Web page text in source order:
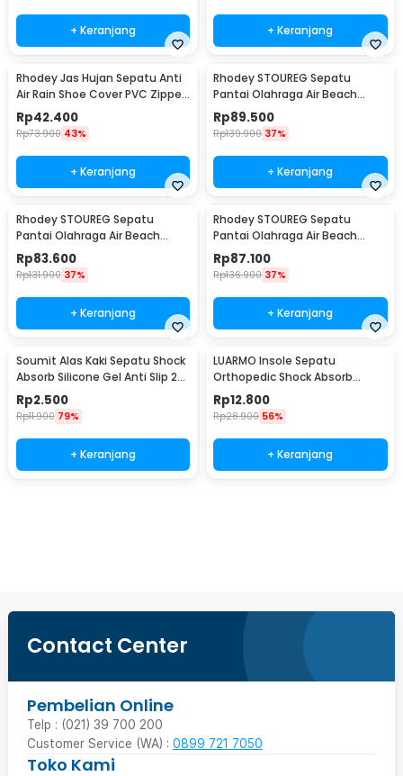
+ Keranjang + Keranjang
Rhodey Jas Hujan Sepatu Anti
Air Rain Shoe Cover PVC Zipper
Reflector L - H-212
Rp42.400
Rp73.900 43%
+ Keranjang
Rhodey STOUREG Sepatu
Pantai Olahraga Air Beach
Shoes 42 - 6688
Rp89.500
Rp139.900 37%
+ Keranjang
Rhodey STOUREG Sepatu
Pantai Olahraga Air Beach
Shoes 43 - 6688
Rp83.600
Rp131.900 37%
+ Keranjang
Rhodey STOUREG Sepatu
Pantai Olahraga Air Beach
Shoes 44 - 6688
Rp87.100
Rp136.900 37%
+ Keranjang
Soumit Alas Kaki Sepatu Shock
Absorb Silicone Gel Anti Slip 2
PCS - MJ003
Rp2.500
Rp11.900 79%
+ Keranjang
LUARMO Insole Sepatu
Orthopedic Shock Absorb
Cushioned EVA Foam M - L3
Rp12.800
Rp28.900 56%
+ Keranjang
Contact Center
Pembelian Online
Telp : (021) 39 700 200
Customer Service (WA) : 0899 721 7050
Toko Kami